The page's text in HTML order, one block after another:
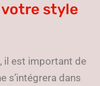
votre style
il est important de
s’intégrera dans